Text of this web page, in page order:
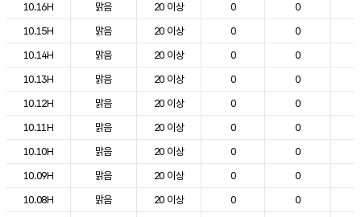
10.16H
맑음 20 이상 0 0
10.15H
맑음 20 이상 0 0
10.14H
맑음 20 이상 0 0
10.13H
맑음 20 이상 0 0
10.12H
맑음 20 이상 0 0
10.11H
맑음 20 이상 0 0
10.10H
맑음 20 이상 0 0
10.09H
맑음 20 이상 0 0
10.08H
맑음 20 이상 0 0